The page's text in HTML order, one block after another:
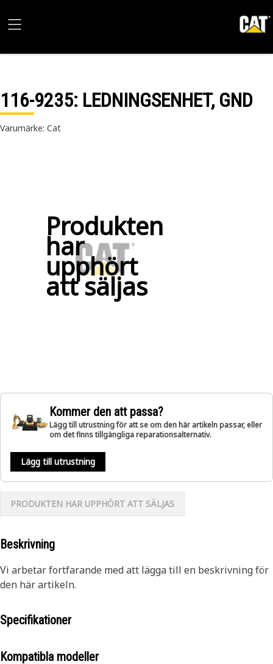
116-9235: LEDNINGSENHET, GND
Varumärke: Cat
Produkten
har
upphört
att säljas
Kommer den att passa?
Lägg till utrustning för att se om den här artikeln passar, eller
om det finns tillgängliga reparationsalternativ.
Lägg till utrustning
PRODUKTEN HAR UPPHÖRT ATT SÄLJAS
Beskrivning
Vi arbetar fortfarande med att lägga till en beskrivning för
den här artikeln.
Specifikationer
Kompatibla modeller